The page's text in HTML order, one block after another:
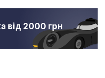
від 2000 грн